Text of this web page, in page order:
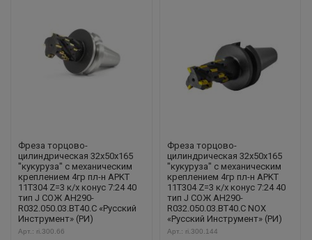
Фреза торцово-
цилиндрическая 32x50x165
"кукуруза" с механическим
креплением 4гр пл-н APKT
11T304 Z=3 к/х конус 7:24 40
тип J СОЖ AH290-
R032.050.03.BT40.C «Русский
Инструмент» (РИ)
Арт.: ri.300.66
Фреза торцово-
цилиндрическая 32x50x165
"кукуруза" с механическим
креплением 4гр пл-н APKT
11T304 Z=3 к/х конус 7:24 40
тип J СОЖ AH290-
R032.050.03.BT40.C NOX
«Русский Инструмент» (РИ)
Арт.: ri.300.144